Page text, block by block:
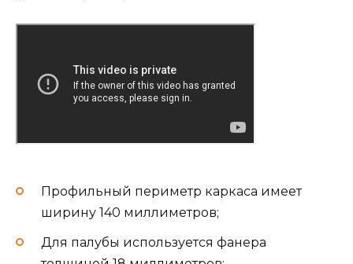
Профильный периметр каркаса имеет
ширину 140 миллиметров;
Для палубы используется фанера